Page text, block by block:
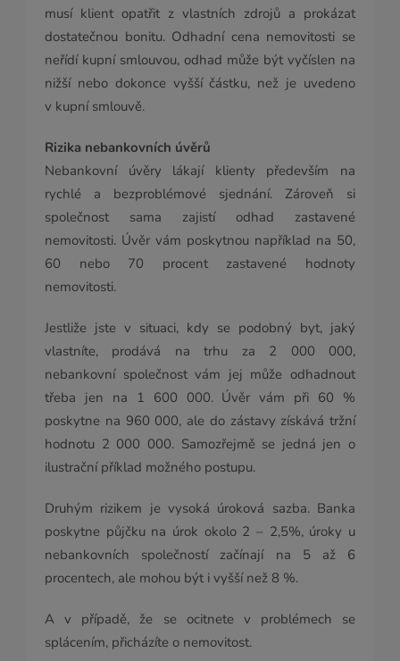
musí klient opatřit z vlastních zdrojů a prokázat
dostatečnou bonitu. Odhadní cena nemovitosti se
neřídí kupní smlouvou, odhad může být vyčíslen na
nižší nebo dokonce vyšší částku, než je uvedeno
v kupní smlouvě.
Rizika nebankovních úvěrů
Nebankovní úvěry lákají klienty především na
rychlé a bezproblémové sjednání. Zároveň si
společnost sama zajistí odhad zastavené
nemovitosti. Úvěr vám poskytnou například na 50,
60 nebo 70 procent zastavené hodnoty
nemovitosti.
Jestliže jste v situaci, kdy se podobný byt, jaký
vlastníte, prodává na trhu za 2 000 000,
nebankovní společnost vám jej může odhadnout
třeba jen na 1 600 000. Úvěr vám při 60 %
poskytne na 960 000, ale do zástavy získává tržní
hodnotu 2 000 000. Samozřejmě se jedná jen o
ilustrační příklad možného postupu.
Druhým rizikem je vysoká úroková sazba. Banka
poskytne půjčku na úrok okolo 2 – 2,5%, úroky u
nebankovních společností začínají na 5 až 6
procentech, ale mohou být i vyšší než 8 %.
A v případě, že se ocitnete v problémech se
splácením, přicházíte o nemovitost.